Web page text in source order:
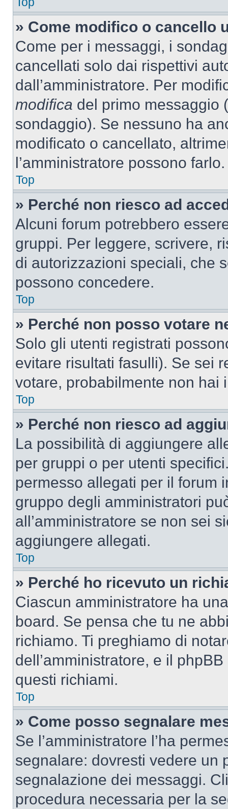
» Come modifico o cancello
Come per i messaggi, i
cancellati solo dai rispettivi
dall’amministratore. Per
modifica del primo messaggio
sondaggio). Se nessuno ha
modificato o cancellato,
l’amministratore possono farlo.
Top
» Perché non riesco ad
Alcuni forum potrebbero
gruppi. Per leggere, scrivere,
di autorizzazioni speciali, che
possono concedere.
Top
» Perché non posso votare
Solo gli utenti registrati
evitare risultati fasulli). Se sei
votare, probabilmente non hai
Top
» Perché non riesco ad
La possibilità di aggiungere
per gruppi o per utenti
permesso allegati per il forum
gruppo degli amministratori
all’amministratore se non sei
aggiungere allegati.
Top
» Perché ho ricevuto un
Ciascun amministratore ha
board. Se pensa che tu ne
richiamo. Ti preghiamo di
dell’amministratore, e il
questi richiami.
Top
» Come posso segnalare
Se l’amministratore l’ha
segnalare: dovresti vedere un
segnalazione dei messaggi.
procedura necessaria per la